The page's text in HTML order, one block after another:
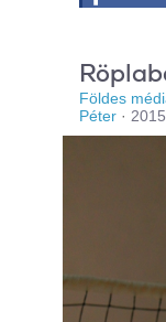
Földes
Péter ·